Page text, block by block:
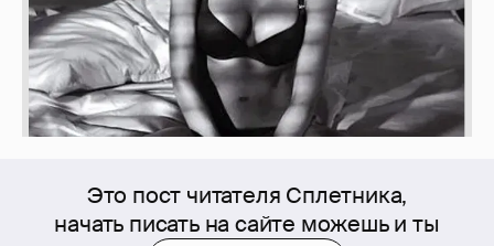
Это пост читателя Сплетника,
начать писать на сайте можешь и ты